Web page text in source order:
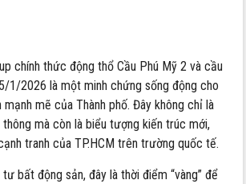
chính thức động thổ Cầu Phú Mỹ 2 và cầu
1/2026 là một minh chứng sống động cho
mạnh mẽ của Thành phố. Đây không chỉ là
mà còn là biểu tượng kiến trúc mới,
tranh của TP.HCM trên trường quốc tế.
bất động sản, đây là thời điểm “vàng” để